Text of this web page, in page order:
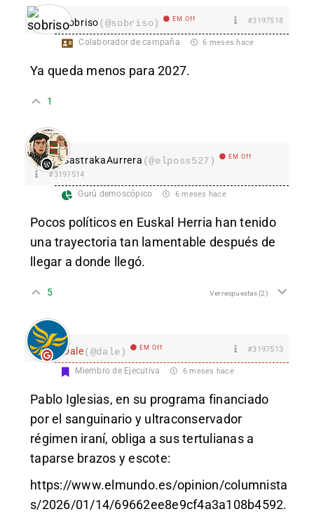
sobriso(@sobriso) EM Off #3197518
Colaborador de campaña 6 meses hace
Ya queda menos para 2027.
1
SastrakaAurrera (@elposs527) EM Off
#3197514
Gurú demoscópico 6 meses hace
Pocos políticos en Euskal Herria han tenido
una trayectoria tan lamentable después de
llegar a donde llegó.
5 Ver respuestas(2)
Dale(@dale) EM Off #3197513
Miembro de Ejecutiva 6 meses hace
Pablo Iglesias, en su programa financiado
por el sanguinario y ultraconservador
régimen iraní, obliga a sus tertulianas a
taparse brazos y escote:
https://www.elmundo.es/opinion/columnista
s/2026/01/14/69662ee8e9cf4a3a108b4592.